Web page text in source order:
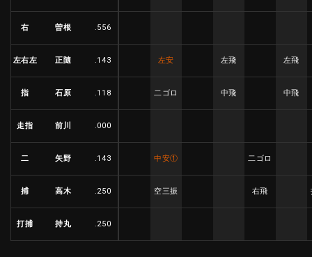
利用規約 プライバシーポリシー
運営会社 （別ウィンドウで開く）
特定商取引法の表示 アルバイト募集 （別ウィンドウで開く
動画を検索（選手・チーム・プレー内容…）
右 曽根 .556
左右左 正隨 .143 左安 左飛 左飛
指 石原 .118 二ゴロ 中飛 中飛
走指 前川 .000
二 矢野 .143 中安① 二ゴロ
捕 高木 .250 空三振 右飛
打捕 持丸 .250